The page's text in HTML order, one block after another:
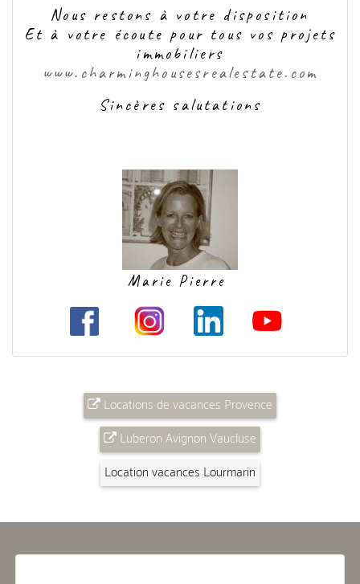
Nous restons à votre disposition
Et à votre écoute pour tous vos projets
immobiliers
www.charminghousesrealestate.com
Sincères salutations
Marie Pierre
Locations de vacances Provence
Luberon Avignon Vaucluse
Location vacances Lourmarin